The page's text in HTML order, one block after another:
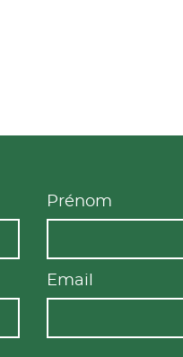
Prénom
Email